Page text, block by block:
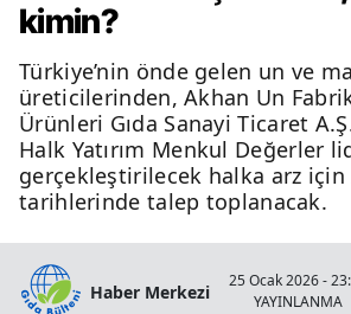
kimin?
Türkiye’nin önde gelen un ve
üreticilerinden, Akhan Un
Ürünleri Gıda Sanayi Ticaret
Halk Yatırım Menkul Değerler
gerçekleştirilecek halka arz için
tarihlerinde talep toplanacak.
Haber Merkezi
25 Ocak 2026 -
YAYINLANMA